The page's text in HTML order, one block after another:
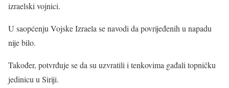
izraelski vojnici.
U saopćenju Vojske Izraela se navodi da povrijeđenih u napadu
nije bilo.
Također, potvrđuje se da su uzvratili i tenkovima gađali topničku
jedinicu u Siriji.